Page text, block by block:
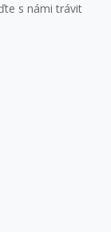
s námi trávit